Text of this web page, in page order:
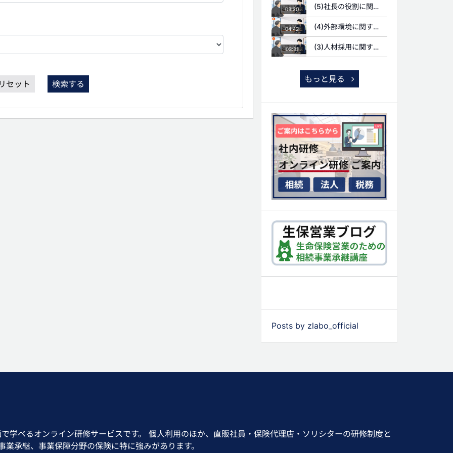
セット 検索する
03:20 (5)社長の役割に関する質問
04:42 (4)外部環境に関する質問
03:31 (3)人材採用に関する質問
もっと見る
Posts by zlabo_official
学べるオンライン研修サービスです。 個人利用のほか、直販社員・保険代理店・ソリシターの研修制度と
承継、事業保障分野の保険に特に強みがあります。